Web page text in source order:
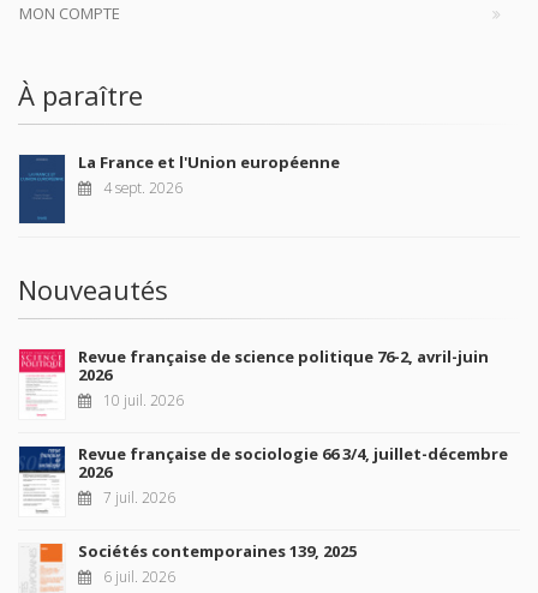
MON COMPTE
À paraître
La France et l'Union européenne
4 sept. 2026
Nouveautés
Revue française de science politique 76-2, avril-juin
2026
10 juil. 2026
Revue française de sociologie 66 3/4, juillet-décembre
2026
7 juil. 2026
Sociétés contemporaines 139, 2025
6 juil. 2026